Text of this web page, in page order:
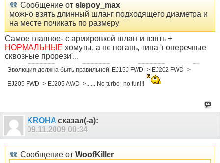
Сообщение от slepoy_max
можно взять длинный шланг подходящего диаметра и
на месте почикать по размеру
Самое главное- с армировкой шланги взять +
НОРМАЛЬНЫЕ хомуты, а не погань, типа 'поперечные
сквозные прорези'...
Эволюция должна быть правильной: EJ15J FWD -> EJ202 FWD ->
EJ205 FWD -> EJ205 AWD ->...... No turbo- no fun!!!
KROHA сказал(-а):
09.11.2009 00:34
Сообщение от WoofKiller